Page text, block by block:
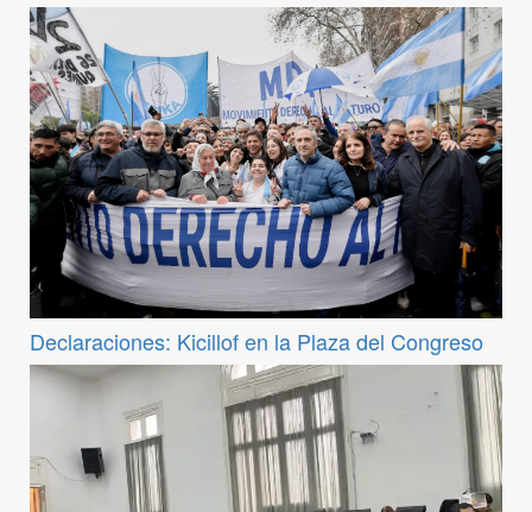
Declaraciones: Kicillof en la Plaza del Congreso